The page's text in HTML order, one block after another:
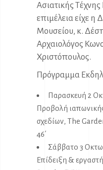
Ασιατικής
επιμέλεια είχε η
Μουσείου, κ.
Αρχαιολόγος
Χριστόπουλος.
Πρόγραμμα
Παρασκευή 2
Προβολή
σχεδίων, The
46΄
Σάββατο 3
Επίδειξη &